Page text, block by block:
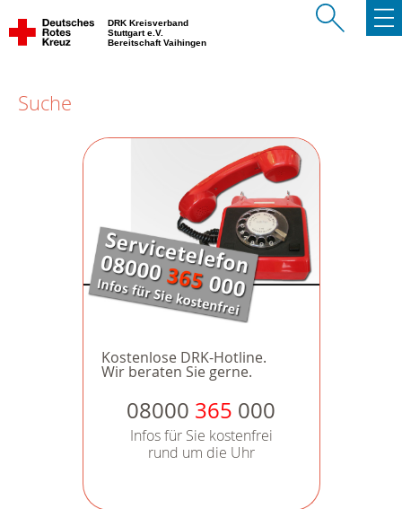
DRK Kreisverband
Stuttgart e.V.
Bereitschaft Vaihingen
Suche
Kostenlose DRK-Hotline.
Wir beraten Sie gerne.
08000 365 000
Infos für Sie kostenfrei
rund um die Uhr